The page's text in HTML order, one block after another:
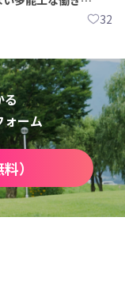
32
る
ォーム
）